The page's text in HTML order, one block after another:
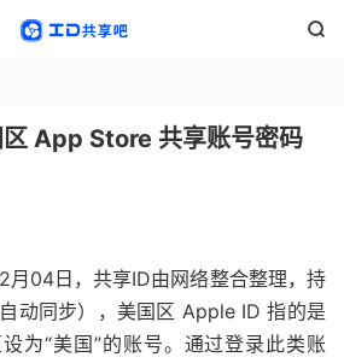

App Store 共享账号密码
04日，共享ID由网络整合整理，持
动同步），美国区 Apple ID 指的是
为“美国”的账号。通过登录此类账